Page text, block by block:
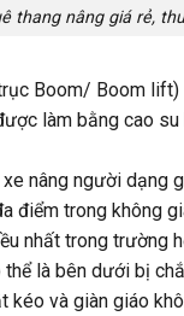
thang nâng giá rẻ,
Boom/ Boom lift)
làm bằng cao
nâng người dạng
điểm trong không
nhất trong trường
là bên dưới bị
kéo và giàn giáo